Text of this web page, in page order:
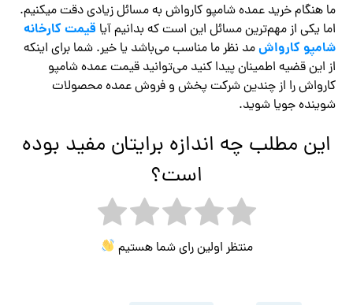
ما هنگام خرید عمده شامپو کارواش به مسائل زیادی دقت میکنیم.
اما یکی از مهم‌ترین مسائل این است که بدانیم آیا قیمت کارخانه
شامپو کارواشمد نظر ما مناسب می‌باشد یا خیر. شما برای اینکه
از این قضیه اطمینان پیدا کنید می‌توانید قیمت عمده شامپو
کارواش را از چندین شرکت پخش و فروش عمده محصولات
شوینده جویا شوید.
این مطلب چه اندازه برایتان مفید بوده
است؟
منتظر اولین رای شما هستیم